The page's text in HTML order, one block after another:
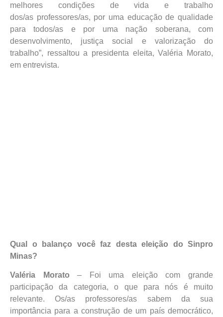
melhores condições de vida e trabalho
dos/as professores/as, por uma educação de qualidade
para todos/as e por uma nação soberana, com
desenvolvimento, justiça social e valorização do
trabalho”, ressaltou a presidenta eleita, Valéria Morato,
em entrevista.
Qual o balanço você faz desta eleição do Sinpro
Minas?
Valéria Morato – Foi uma eleição com grande
participação da categoria, o que para nós é muito
relevante. Os/as professores/as sabem da sua
importância para a construção de um país democrático,